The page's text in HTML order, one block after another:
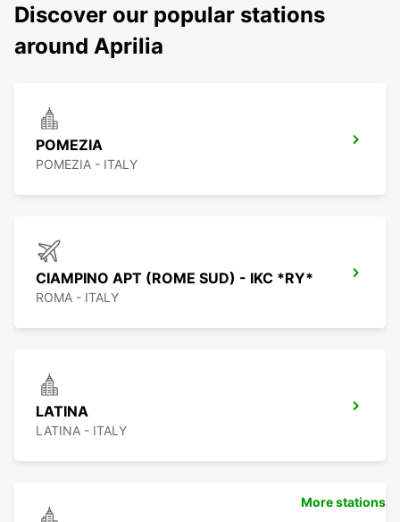
Discover our popular stations
around Aprilia
POMEZIA
POMEZIA - ITALY
CIAMPINO APT (ROME SUD) - IKC *RY*
ROMA - ITALY
LATINA
LATINA - ITALY
More stations